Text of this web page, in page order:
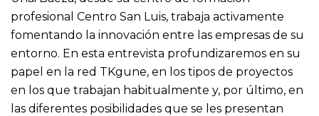
profesional Centro San Luis, trabaja activamente
fomentando la innovación entre las empresas de su
entorno. En esta entrevista profundizaremos en su
papel en la red TKgune, en los tipos de proyectos
en los que trabajan habitualmente y, por último, en
las diferentes posibilidades que se les presentan